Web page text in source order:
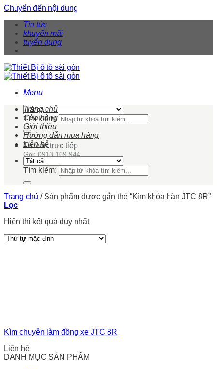
Chuyển đến nội dung
Tin tức
khuyến mãi
tuyển dụng
Menu
Tìm kiếm:
Tư vấn trực tiếp
Gọi: 0913 109 944
Trang chủ
Cửa hàng
Giới thiệu
Hướng dẫn mua hàng
Liên hệ
Tìm kiếm:
Trang chủ /Sản phẩm được gắn thẻ “Kìm khóa hàn JTC 8R”
Lọc
Hiển thị kết quả duy nhất
Kìm chuyên làm đồng xe JTC 8R
Liên hệ
DANH MỤC SẢN PHẨM